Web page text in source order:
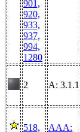
901,
920,
933,
937,
994,
1280
2 A: 3.1.1
518,
AAA: